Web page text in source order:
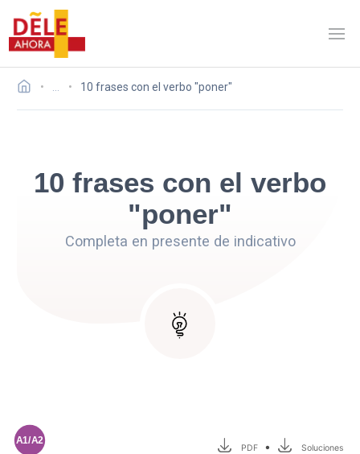
10 frases con el verbo "poner"
10 frases con el verbo
"poner"
Completa en presente de indicativo
A1/A2
PDF • Soluciones